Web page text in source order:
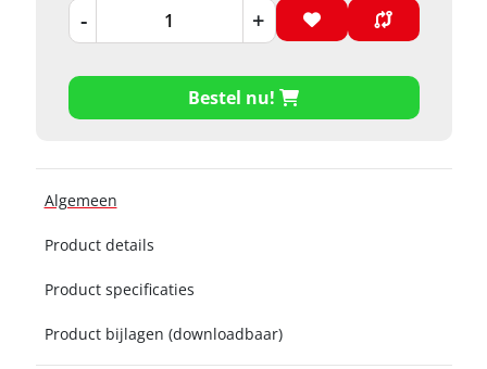
- +
Bestel nu!
Algemeen
Product details
Product specificaties
Product bijlagen (downloadbaar)